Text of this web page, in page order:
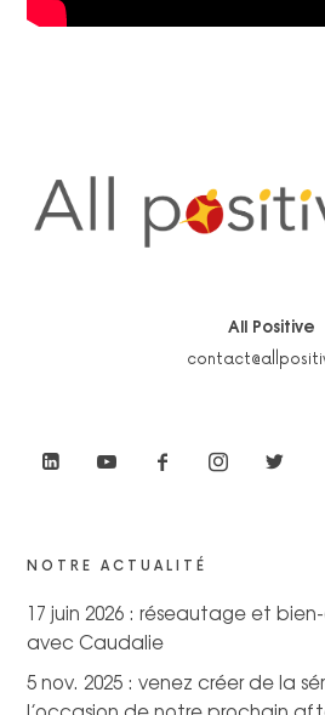
All Positive
NOTRE ACTUALITÉ
17 juin 2026 : réseautage et
avec Caudalie
5 nov. 2025 : venez créer de la